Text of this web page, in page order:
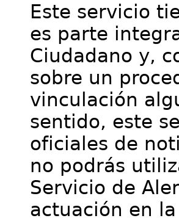
Este servicio
es parte
Ciudadano y,
sobre un
vinculación
sentido, este
oficiales de
no podrás
Servicio de
actuación en